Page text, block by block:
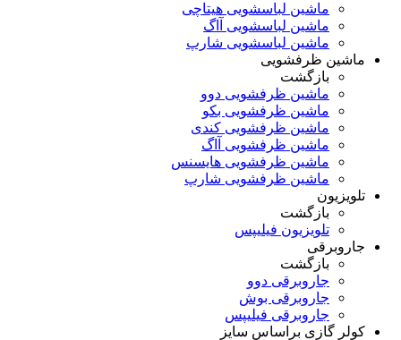
ماشین لباسشویی هیتاچی
ماشین لباسشویی آاگ
ماشین لباسشویی شارپ
ماشین ظرفشویی
بازگشت
ماشین ظرفشویی دوو
ماشین ظرفشویی بکو
ماشین ظرفشویی کندی
ماشین ظرفشویی آاگ
ماشین ظرفشویی هایسنس
ماشین ظرفشویی شارپ
تلویزیون
بازگشت
تلویزیون فیلیپس
جاروبرقی
بازگشت
جاروبرقی دوو
جاروبرقی بوش
جاروبرقی فیلیپس
کولر گازی براساس سایز